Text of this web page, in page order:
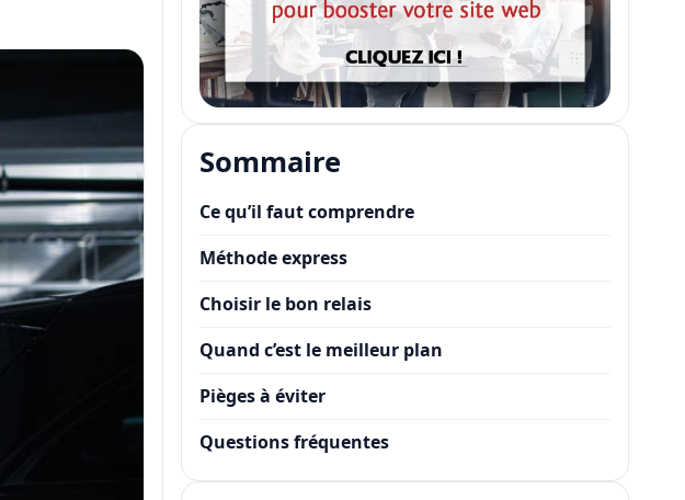
Sommaire
Ce qu’il faut comprendre
Méthode express
Choisir le bon relais
Quand c’est le meilleur plan
Pièges à éviter
Questions fréquentes